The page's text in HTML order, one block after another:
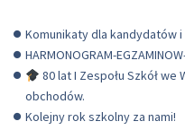
Komunikaty dla kandydatów
HARMONOGRAM-
80 lat I Zespołu Szkół we
obchodów.
Kolejny rok szkolny za nami!